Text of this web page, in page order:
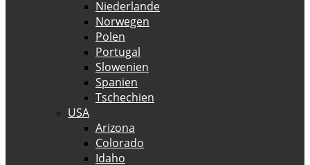
Niederlande
Norwegen
Polen
Portugal
Slowenien
Spanien
Tschechien
USA
Arizona
Colorado
Idaho